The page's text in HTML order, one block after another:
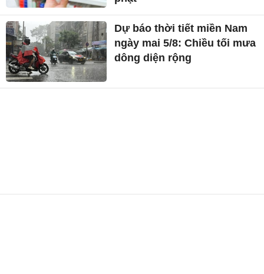
Dự báo thời tiết miền Nam
ngày mai 5/8: Chiều tối mưa
dông diện rộng